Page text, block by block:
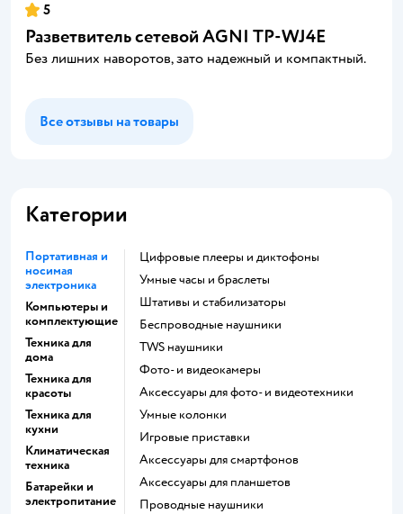
5
Разветвитель сетевой AGNI TP-WJ4E
Без лишних наворотов, зато надежный и компактный.
Все отзывы на товары
Категории
Портативная и
носимая
электроника
Компьютеры и
комплектующие
Техника для
дома
Техника для
красоты
Техника для
кухни
Климатическая
техника
Батарейки и
электропитание
цифровые плееры и диктофоны
умные часы и браслеты
штативы и стабилизаторы
беспроводные наушники
TWS наушники
фото- и видеокамеры
аксессуары для фото- и видеотехники
умные колонки
игровые приставки
аксессуары для смартфонов
аксессуары для планшетов
проводные наушники